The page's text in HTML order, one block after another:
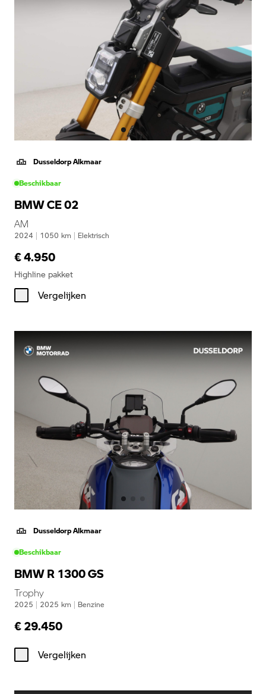
Dusseldorp Alkmaar
Beschikbaar
BMW CE 02
AM
2024 | 1050 km | Elektrisch
€ 4.950
Highline pakket
Vergelijken
Dusseldorp Alkmaar
Beschikbaar
BMW R 1300 GS
Trophy
2025 | 2025 km | Benzine
€ 29.450
Vergelijken